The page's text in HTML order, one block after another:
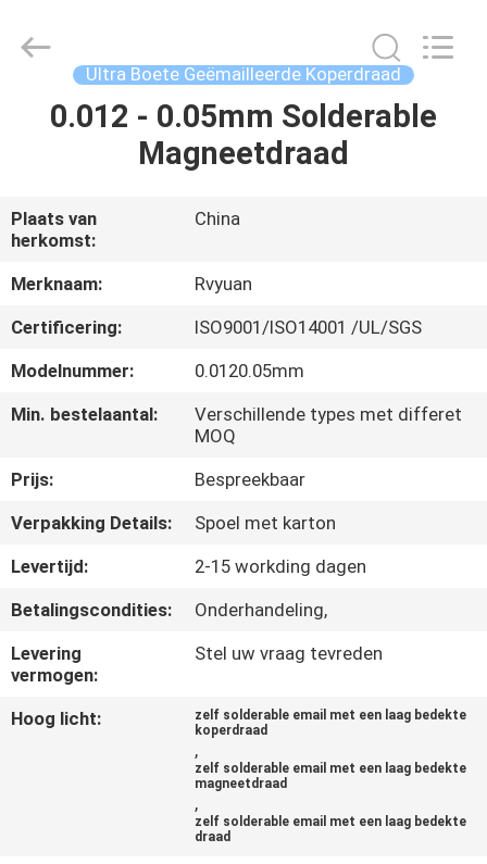
HUIS
VIDEOS
ONGEVEER
ONS
FABRIEKSREIS
KWALITEITSCONTROLE
CONTACTEER
ONS
NIEUWS
Material
Co,.Ltd.
Ultra Boete Geëmailleerde Koperdraad
0.012 - 0.05mm Solderable
Magneetdraad
Plaats van
herkomst:
China
Merknaam:
Rvyuan
Certificering:
ISO9001/ISO14001 /UL/SGS
Modelnummer:
0.0120.05mm
Min. bestelaantal:
Verschillende types met differet
MOQ
Prijs:
Bespreekbaar
Verpakking Details:
Spoel met karton
Levertijd:
2-15 workding dagen
Betalingscondities:
Onderhandeling,
Levering
vermogen:
Stel uw vraag tevreden
Hoog licht:
zelf solderable email met een laag bedekte
koperdraad
,
zelf solderable email met een laag bedekte
magneetdraad
,
zelf solderable email met een laag bedekte
draad